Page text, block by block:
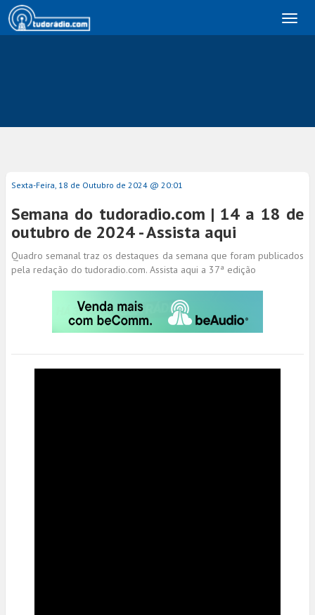
Sexta-Feira, 18 de Outubro de 2024 @ 20:01
Semana do tudoradio.com | 14 a 18 de
outubro de 2024 - Assista aqui
Quadro semanal traz os destaques da semana que foram publicados
pela redação do tudoradio.com. Assista aqui a 37ª edição